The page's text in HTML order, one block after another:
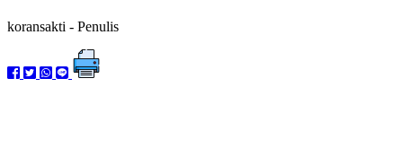
koransakti - Penulis